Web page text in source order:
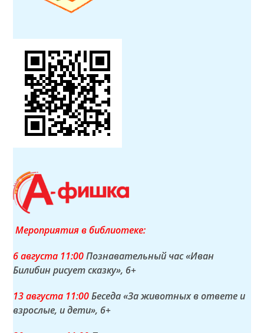
Мероприятия в библиотеке:
6 августа 11:00Познавательный час «Иван
Билибин рисует сказку», 6+
13 августа 11:00Беседа «За животных в ответе и
взрослые, и дети», 6+